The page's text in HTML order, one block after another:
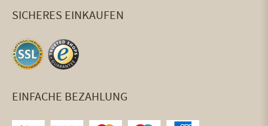
SICHERES EINKAUFEN
EINFACHE BEZAHLUNG